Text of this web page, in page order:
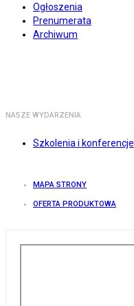
Ogłoszenia
Prenumerata
Archiwum
NASZE WYDARZENIA
Szkolenia i konferencje
MAPA STRONY
OFERTA PRODUKTOWA